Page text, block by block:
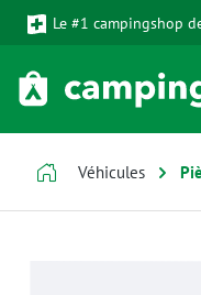
au contenu principal
Passer à la recherche
Passer à la navigation
Le #1 campingshop
Véhicules